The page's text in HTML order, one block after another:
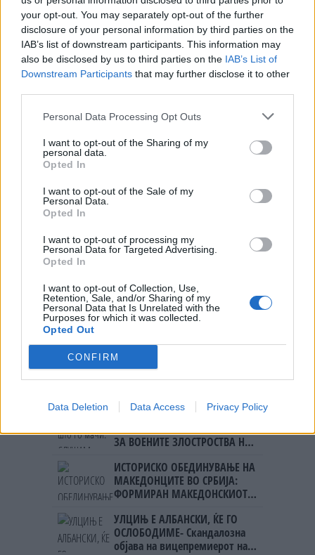
your opt-out. You may separately opt-out of the further
disclosure of your personal information by third parties on the
IAB’s list of downstream participants. This information may
also be disclosed by us to third parties on the IAB’s List of
Downstream Participants that may further disclose it to other
Personal Data Processing Opt Outs
I want to opt-out of the Sharing of my
personal data.
Opted In
I want to opt-out of the Sale of my
Personal Data.
Opted In
I want to opt-out of processing my
Personal Data for Targeted Advertising.
Opted In
I want to opt-out of Collection, Use,
Retention, Sale, and/or Sharing of my
Personal Data that Is Unrelated with the
Purposes for which it was collected.
Opted Out
CONFIRM
Data Deletion Data Access Privacy Policy
терапевти истакнуваат дека процесот на
лекување на раните и враќање на изгубената
доверба никогаш не се случува преку ноќ. Во
просек, на еден пар му се потребни помеѓу
една и две години интензивна работа на
јасно покажува колку се длабоки и долготрајни
заедница.
© Vecer.mk, правата за текстот се на редакцијата
август: ОПТИЧАРИТЕ ВО БЕЛГИЈА
ОСТАНУВААТ БЕЗ ЗАЛИХИ
во Москва
Ахмети кажа што го мачи:
ЗА ВОЕНИТЕ ЗЛОСТРОСТВА НА
ИСТОРИСКО ОБЕДИНУВАЊЕ НА
МАКЕДОНЦИТЕ ВО СРБИЈА:
ФОРМИРАН МАКЕДОНСКИОТ
УЛЦИЊ Е АЛБАНСКИ, ЌЕ ГО
ОСЛОБОДИМЕ- Скандалозна
објава на вицепремиерот на